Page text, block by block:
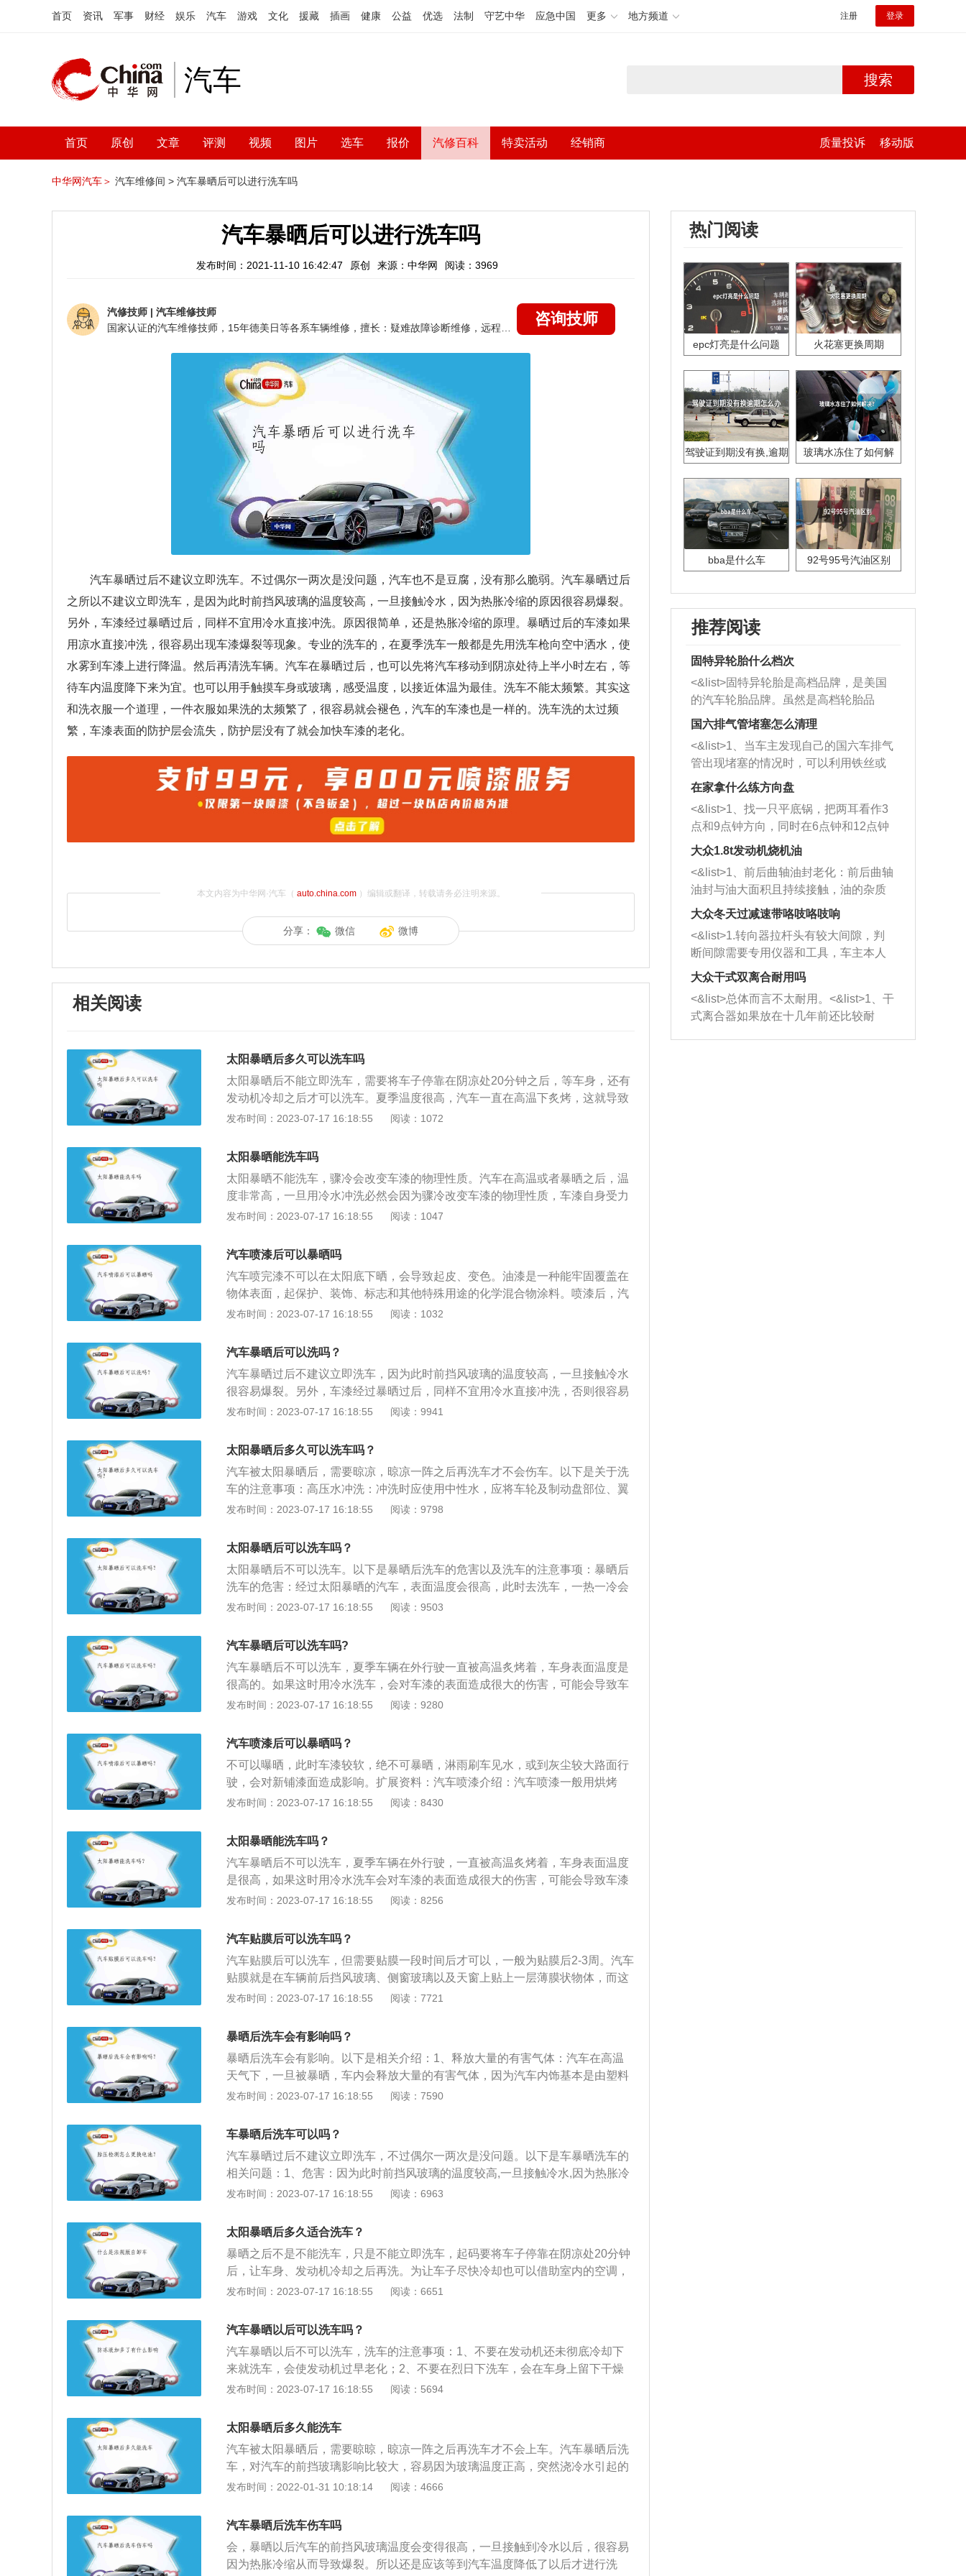
首页 资讯 军事 财经 娱乐 汽车 游戏 文化 援藏 插画 健康 公益 优选 法制 守艺中华 应急中国 更多 地方频道 注册 登录
汽车 搜索
首页 原创 文章 评测 视频 图片 选车 报价 汽修百科 特卖活动 经销商 质量投诉 移动版
中华网汽车＞ 汽车维修间 > 汽车暴晒后可以进行洗车吗
汽车暴晒后可以进行洗车吗
发布时间：2021-11-10 16:42:47 原创 来源：中华网 阅读：3969
汽修技师 | 汽车维修技师
咨询技师
汽车暴晒过后不建议立即洗车。不过偶尔一两次是没问题，汽车也不是豆腐，没有那么脆弱。汽车暴晒过后
之所以不建议立即洗车，是因为此时前挡风玻璃的温度较高，一旦接触冷水，因为热胀冷缩的原因很容易爆裂。
另外，车漆经过暴晒过后，同样不宜用冷水直接冲洗。原因很简单，还是热胀冷缩的原理。暴晒过后的车漆如果
用凉水直接冲洗，很容易出现车漆爆裂等现象。专业的洗车的，在夏季洗车一般都是先用洗车枪向空中洒水，使
水雾到车漆上进行降温。然后再清洗车辆。汽车在暴晒过后，也可以先将汽车移动到阴凉处待上半小时左右，等
待车内温度降下来为宜。也可以用手触摸车身或玻璃，感受温度，以接近体温为最佳。洗车不能太频繁。其实这
和洗衣服一个道理，一件衣服如果洗的太频繁了，很容易就会褪色，汽车的车漆也是一样的。洗车洗的太过频
繁，车漆表面的防护层会流失，防护层没有了就会加快车漆的老化。
本文内容为中华网·汽车（ auto.china.com）编辑或翻译，转载请务必注明来源。
分享： 微信 微博
相关阅读
太阳暴晒后多久可以洗车吗
太阳暴晒后不能立即洗车，需要将车子停靠在阴凉处20分钟之后，等车身，还有
发动机冷却之后才可以洗车。夏季温度很高，汽车一直在高温下炙烤，这就导致
车身表面的温度很高，这个时候洗车的话很容易会对车漆的表面造成伤害，车漆
影响，因为急剧的温度差，这样很容易导致金属构件会产生裂纹，这样就会影响
到汽车的正常行驶。还有不要在太阳底下洗车或者洗完车之后将车辆放在太阳底
下，这个做法也不对，这是因为洗车之后车上会留有水珠，高温暴晒会形成光线
的聚集，这样会对车漆造成一定的损伤，再加上受热不均匀，很容易损伤车漆。
洗车并不用过于频繁，过于频率的洗车也会使车漆的表面防护层流失，从而会造
的更好的保护，记得选择合适的车膜可以得到更好的保护，不然的话可能会起到
相反的作用，正常的洗车一个月一次也是没有问题的。
发布时间：2023-07-17 16:18:55 阅读：1072
太阳暴晒能洗车吗
太阳暴晒不能洗车，骤冷会改变车漆的物理性质。汽车在高温或者暴晒之后，温
度非常高，一旦用冷水冲洗必然会因为骤冷改变车漆的物理性质，车漆自身受力
不均匀，会造成车漆龟裂，有细小的裂纹出现，加快车漆的老化。其实不仅仅是
辆的金属结构，特别是机械结构造成伤害，从而缩短寿命，严重时会发生爆裂。
夏天洗车的几个注意事项：1、太阳暴晒后和长途后都不应该立即洗车夏天天气
炎热，车身长时间暴露在太阳之下，车身温度有可能达到50度的高温，如果突然
用冷水洗车，对车漆伤害比较大，就如同人的皮肤一样，如果刚刚暴晒后，马上
用冷水冲凉，很容易毛孔收缩，身体反应到感冒等不舒服的状态，车子也一样，
下晒干，道理是一样的。2、不要借雨水洗车常听到有人说，下雨了，刚好想洗
车呢，这下不用洗了，其实这是非常不可取的行为，现在由于全世界环境污染的
问题，雨水中含有大量的酸性物质，这些本身对车身都是有危害的，正确的做法
洗衣粉等对车身车漆的危害，但是还有人图便宜省事一时用这个来洗车。洗衣粉
洗车频率不要太高，洗车就跟人洗衣服一样，衣服总洗的话会失去原有的光泽，
颜色会变黯淡，车子也一样，无论是从经济方面还是保养上来说都不适宜总洗
车。5、洗完车后，可以给车身打一层车蜡，增加亮度，防止氧化，有效抵御灰
尘、鸟粪、酸雨、紫外线、油污等外部环境侵害，起到一个保护的作用自己洗车
含水蜡成分的洗车液为最佳。最忌用碱性强的洗涤剂或肥皂粉，因为它们虽然去
污力强，但同时损伤性也大，经常用它们洗车，车体表面的亮光很快就会被侵蚀
掉，而且会加速车身橡胶件、轮胎、车窗等等的老化。2、选择合适的工具、用
品。汽车漆面由于长期暴露在空气中受到伤害，其实是很脆弱的，油漆很容易脱
落。所以洗车的工具绝不能使用如塑料刷、普通毛巾或粗布等。专业的洗车点应
3、清洗车身时，要用软而清洁的海绵擦洗，因为车身上一般都有坚硬的尘泥，
如果直接用高压水流冲洗，这无异于让灰尘颗粒在车漆表面做“摩擦运动”。而擦
拭玻璃窗时，则需要用专门的玻璃清洁剂擦拭，同时，要用干净的毛巾擦干，而
拭转向盘、灯具等塑料和橡胶件时，就只能用普通的肥皂水清洗，不能用有机溶
车前增加一道预洗的程序。即使用专业的设备将特别的预洗液喷洒在车身上，并
等待一两分钟，经过浸泡，大部分的沙土可以与车漆脱离，再用水枪冲洗，可以
避免上洗车液时，沙泥划伤漆面的危险。另外在洗车时要遵循自上而下的顺序进
行。5、选择合适的洗车水温。汽车在经过一段时间的行驶之后，发动机、底盘
烈运动完毕的人大量喝入冷水，其刺激性可想而知，严重时还会发生爆裂。
发布时间：2023-07-17 16:18:55 阅读：1047
汽车喷漆后可以暴晒吗
汽车喷完漆不可以在太阳底下晒，会导致起皮、变色。油漆是一种能牢固覆盖在
物体表面，起保护、装饰、标志和其他特殊用途的化学混合物涂料。喷漆后，汽
车会进入喷漆室对漆面进行烘干，因此无需使用阳光。汽车的漆面由四层组成，
装完成后，机器人会将整个车身浸泡在电动游泳池中，这样就可以在车身表面形
提高与下一层油漆的结合能力。色漆层是中间涂层上的漆，色漆层的主要作用是
美观。
发布时间：2023-07-17 16:18:55 阅读：1032
汽车暴晒后可以洗吗？
汽车暴晒过后不建议立即洗车，因为此时前挡风玻璃的温度较高，一旦接触冷水
很容易爆裂。另外，车漆经过暴晒过后，同样不宜用冷水直接冲洗，否则很容易
出现车漆爆裂等现象。洗车的注意事项：不要在发动机还未彻底冷却下来就洗
痕迹；不要在很冷的天气下洗车，不然水结冰会引起油漆涂膜破裂；不要用软水
以外的水清洗，否则会损坏油漆。长时间不洗车的危害：影响驾驶：汽车漆面脏
会影响司机的视线，尤其是在夜间开车时，折射显得视线更模糊，影响行车安
全；密封条老化：汽车的密封胶条得不到及时的护理就会老化，密封性变差，乘
车的舒适性下降。汽车暴晒对车的危害：车漆长时间的暴晒会加速车漆老化褪
化变形，损害内饰的使用寿命；空气长时间暴晒会产生甲醛等有害物体，有害气
体会被吸入人的身体，从而对人体造成危害；轮胎在太阳底下暴晒，会加速轮胎
的老化，长此以往会造成轮胎变形，影响轮胎的使用寿命。
发布时间：2023-07-17 16:18:55 阅读：9941
太阳暴晒后多久可以洗车吗？
汽车被太阳暴晒后，需要晾凉，晾凉一阵之后再洗车才不会伤车。以下是关于洗
车的注意事项：高压水冲洗：冲洗时应使用中性水，应将车轮及制动盘部位、翼
子板部挡泥板、车前栅网部位、车身表面、门内边框和车裙等各处泥沙、污物彻
热片造成损伤。擦干水分：擦干漆面、玻璃、门内边框、保险杆等，除去缝隙和
接口处水分。全车无水痕，玻璃无污迹。车内清洁：应彻底清洁汽车内室，将车
内底部、座椅、布质旁侧板、车尾箱托架等各处的砂、尘、碎屑清除干净。烟灰
缸应清洗干净；脚垫应取出车外清洁、干燥；仪表台、转向盘、踏板胶槽、门边
和座椅下应清洁干净；后备箱应清洁并整理；清洁、消毒座垫。
发布时间：2023-07-17 16:18:55 阅读：9798
太阳暴晒后可以洗车吗？
太阳暴晒后不可以洗车。以下是暴晒后洗车的危害以及洗车的注意事项：暴晒后
洗车的危害：经过太阳暴晒的汽车，表面温度会很高，此时去洗车，一热一冷会
使漆面脆化、开裂，光泽也会变暗。所以最好在阴天或是早晨、傍晚的时候再洗
的水流来喷射，水压过大，会损伤车身漆面。如遇车身上有坚硬的尘泥，先用水
发布时间：2023-07-17 16:18:55 阅读：9503
汽车暴晒后可以洗车吗?
汽车暴晒后不可以洗车，夏季车辆在外行驶一直被高温炙烤着，车身表面温度是
很高的。如果这时用冷水洗车，会对车漆的表面造成很大的伤害，可能会导致车
漆开裂、凸起等现象。暴晒后洗车对汽车内部的机器也会有影响，急剧的温度
洗车或洗完车后将车置于太阳底下，很多车主认为这样可以让车干得更快，其实
这都是错误的做法。
发布时间：2023-07-17 16:18:55 阅读：9280
汽车喷漆后可以暴晒吗？
不可以曝晒，此时车漆较软，绝不可暴晒，淋雨刷车见水，或到灰尘较大路面行
驶，会对新铺漆面造成影响。扩展资料：汽车喷漆介绍：汽车喷漆一般用烘烤
漆。汽车制造厂，车架、车壳焊接完成，下一道工序就是喷漆。普通漆、金属
漆注意事项：正确喷涂的轨迹与工件表面保持垂直，喷涂时根据被涂面角度，喷
枪与喷涂表面的距离一般为15~30cm，要获得更湿、色深和较厚的涂层，距离可
近些；要获得更干、色浅和较薄的涂层，距离可远些。
发布时间：2023-07-17 16:18:55 阅读：8430
太阳暴晒能洗车吗？
汽车暴晒后不可以洗车，夏季车辆在外行驶，一直被高温炙烤着，车身表面温度
是很高，如果这时用冷水洗车会对车漆的表面造成很大的伤害，可能会导致车漆
开裂、凸起等现象。而且对汽车内部的机器也会有影响，急剧的温度差，可能出
要在太阳底下洗车：不要在太阳底下洗车或洗完车后将车至于太阳底下。留在车
上的水滴就像是一个凸镜，在阳光的照射下会聚集光线到车漆上，损伤车漆。而
且由于水珠蒸发会导致车体受热不均匀，局部的位置温度过高，长期这样很容易
损伤车漆而出现无光泽的情况。2、不能频繁洗车：汽车洗多了对车漆不好，如
果打了蜡或镀了晶的车，洗多了表面的防护层会流失，没有了保护会加快车漆的
发布时间：2023-07-17 16:18:55 阅读：8256
汽车贴膜后可以洗车吗？
汽车贴膜后可以洗车，但需要贴膜一段时间后才可以，一般为贴膜后2-3周。汽车
贴膜就是在车辆前后挡风玻璃、侧窗玻璃以及天窗上贴上一层薄膜状物体，而这
层薄膜状物体也叫做太阳膜或者叫做隔热膜。相关介绍如下：1、作用：作用主
生，同时根据太阳膜的单向透视性能，达到保护个人隐私的目的。2、注意事
毕后，夏天3天内、冬天7天内，不要随意升降车窗。原因在于刚贴完汽车膜的车
子，玻璃通常比较紧，在车窗进行开合的过程中膜边都是非常容易磨卷翘，在还
没有完全粘合的膜也容易发生位移，对汽车贴膜造成损伤。
发布时间：2023-07-17 16:18:55 阅读：7721
暴晒后洗车会有影响吗？
暴晒后洗车会有影响。以下是相关介绍：1、释放大量的有害气体：汽车在高温
天气下，一旦被暴晒，车内会释放大量的有害气体，因为汽车内饰基本是由塑料
和皮革包裹而成。所以在高温情况下，容易产生甲醛等有害气体。2、使用凉水
会热胀冷缩，轻则使刹车盘灵敏度降低重则刹车盘爆裂。所以在车辆暴晒或者长
发布时间：2023-07-17 16:18:55 阅读：7590
车暴晒后洗车可以吗？
汽车暴晒过后不建议立即洗车，不过偶尔一两次是没问题。以下是车暴晒洗车的
相关问题：1、危害：因为此时前挡风玻璃的温度较高,一旦接触冷水,因为热胀冷
缩的原因很容易爆裂，所以不建议立即洗车。专业的洗车人员，在夏季洗车一般
建议：车漆经过暴晒过后,同样不宜用冷水直接冲洗。原因很简单,还是热胀冷缩的
原理，暴晒过后的车漆如果用凉水直接冲洗,很容易出现车漆爆裂等现象。
发布时间：2023-07-17 16:18:55 阅读：6963
太阳暴晒后多久适合洗车？
暴晒之后不是不能洗车，只是不能立即洗车，起码要将车子停靠在阴凉处20分钟
后，让车身、发动机冷却之后再洗。为让车子尽快冷却也可以借助室内的空调，
并把车窗打开，不过需要注意车身的温度不要和空调的温度相关太大。关于夏天
的危害，长时间的暴晒会加速车漆老化，褪色，使汽车失去原本的靓丽光泽，影
护，保护爱车。2、内饰长时间的太阳暴晒对内饰的影响也很大，内饰大多为塑
料制成，长时间暴晒的话会加速塑料老化变形，损害内饰的使用寿命，车主可以
采取在车内放一些隔热垫，防止太阳直接暴晒到内饰上面。3、车内空气车辆暴
暴晒会产生甲醛等有害物体，如果进入车内直接打开空调，而不开车窗的话，那
么有害气体就会被吸入人的身体，从而对人体造成危害，夏天如果汽车长时间暴
晒过，最好是开一会车窗，将空调打开外循环，将有毒气体排出去，然后再关闭
间在太阳底下暴晒，会加速轮胎的老化，长此以往会造成轮胎变形，皲裂，影响
夏季检查胎压是非常有必要。
发布时间：2023-07-17 16:18:55 阅读：6651
汽车暴晒以后可以洗车吗？
汽车暴晒以后不可以洗车，洗车的注意事项：1、不要在发动机还未彻底冷却下
来就洗车，会使发动机过早老化；2、不要在烈日下洗车，会在车身上留下干燥
的水珠痕迹；3、不要在很冷的天气下洗车，不然水结冰会引起油漆涂膜破裂；
驶：汽车漆面脏会影响司机的视线，尤其是在夜间开车时，折射显得视线更模
糊，影响行车安全；2、密封条老化：汽车的密封胶条得不到及时的护理就会老
化，密封性变差，乘车的舒适性下降。
发布时间：2023-07-17 16:18:55 阅读：5694
太阳暴晒后多久能洗车
汽车被太阳暴晒后，需要晾晾，晾凉一阵之后再洗车才不会上车。汽车暴晒后洗
车，对汽车的前挡玻璃影响比较大，容易因为玻璃温度正高，突然浇冷水引起的
爆裂。汽车暴晒后洗车对汽车的漆面和汽车玻璃伤害是特别大的。汽车暴晒后，
无疑就是用冷水将车辆迅速降温，漆面会出现老化，无光泽还掉色；最危险的是
前挡风玻璃，洗车会引起车辆温差大，一冷一热容易使玻璃爆裂，这时候更加得
不偿失。所以，为了爱车，暴晒后放凉后再洗车吧。
发布时间：2022-01-31 10:18:14 阅读：4666
汽车暴晒后洗车伤车吗
会，暴晒以后汽车的前挡风玻璃温度会变得很高，一旦接触到冷水以后，很容易
因为热胀冷缩从而导致爆裂。所以还是应该等到汽车温度降低了以后才进行洗
热门阅读
epc灯亮是什么问题 火花塞更换周期
驾驶证到期没有换,逾期
玻璃水冻住了如何解
bba是什么车 92号95号汽油区别
推荐阅读
固特异轮胎什么档次
<&list>固特异轮胎是高档品牌，是美国
的汽车轮胎品牌。虽然是高档轮胎品
牌，但是中高低端的轮胎都有生产，这
也是为了更好的开拓市场。
国六排气管堵塞怎么清理
<&list>1、当车主发现自己的国六车排气
管出现堵塞的情况时，可以利用铁丝或
者是细棍，直接将杂物给取出来，如果
堵塞情况比较严重，也可以采取应急措
施。 <&list>2、直接利用木棍将所有的
杂物推到排气管里面的位置处，然后将
三元催化器拆解开，就可以将堵塞的东
西取出来。但如果是因为积碳过多引起
的堵塞，就需要将三元催化器泡在草酸
洗剂对堵塞的情况得到解决，将清洗剂
放在燃油箱中，与燃油混合后，车辆启
动时，就可以和汽油一起进入到燃烧
室，最后形成废气排出，就可以让三元
催化器得到清洗，排气管堵塞的情况就
能够得到解决。
在家拿什么练方向盘
<&list>1、找一只平底锅，把两耳看作3
点和9点钟方向，同时在6点钟和12点钟
方向做一个标记。 <&list>2、双手握住
一圈半的练习，往右同样也要打相同的
圈数。 <&list>3、最后强调要反复练
习，这样就可以形成肌肉记忆，在真实
驾驶车辆时，不需要记忆也能打好方
向。
大众1.8t发动机烧机油
<&list>1、前后曲轴油封老化：前后曲轴
油封与油大面积且持续接触，油的杂质
和发动机内持续温度变化使其密封效果
逐渐减弱，导致渗油或漏油。<&list>2、
活塞间隙过大：积碳会使活塞环与缸体
的间隙扩大，导致机油流入燃烧室中，
造成烧机油。<&list>3、机油粘度。使用
机油粘度过小的话，同样会有烧机油现
象，机油粘度过小具有很好的流动性，
大众冬天过减速带咯吱咯吱响
<&list>1.转向器拉杆头有较大间隙，判
断间隙需要专用仪器和工具，车主本人
无法制作，需要将车辆送到修理厂或4s
店；<&list>2.车辆半轴套管防尘罩破
裂，破裂后会出现漏油现象，使半轴磨
损严重，磨损的半轴容易损坏，产生异
响；<&list>3.稳定器的转向胶套和球头
大众干式双离合耐用吗
<&list>总体而言不太耐用。<&list>1、干
式离合器如果放在十几年前还比较耐